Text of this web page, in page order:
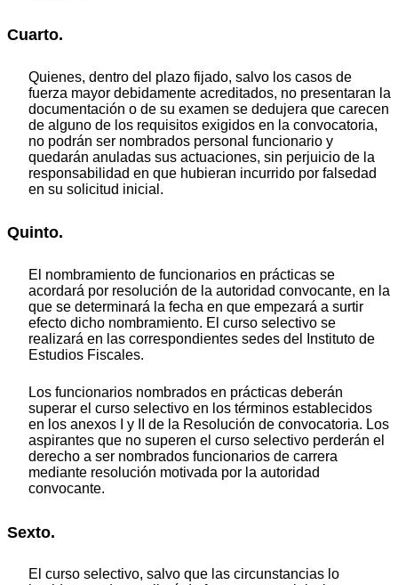
Cuarto.
Quienes, dentro del plazo fijado, salvo los casos de
fuerza mayor debidamente acreditados, no presentaran la
documentación o de su examen se dedujera que carecen
de alguno de los requisitos exigidos en la convocatoria,
no podrán ser nombrados personal funcionario y
quedarán anuladas sus actuaciones, sin perjuicio de la
responsabilidad en que hubieran incurrido por falsedad
en su solicitud inicial.
Quinto.
El nombramiento de funcionarios en prácticas se
acordará por resolución de la autoridad convocante, en la
que se determinará la fecha en que empezará a surtir
efecto dicho nombramiento. El curso selectivo se
realizará en las correspondientes sedes del Instituto de
Estudios Fiscales.
Los funcionarios nombrados en prácticas deberán
superar el curso selectivo en los términos establecidos
en los anexos I y II de la Resolución de convocatoria. Los
aspirantes que no superen el curso selectivo perderán el
derecho a ser nombrados funcionarios de carrera
mediante resolución motivada por la autoridad
convocante.
Sexto.
El curso selectivo, salvo que las circunstancias lo